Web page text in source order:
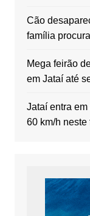
Cão
família
Mega feirão
em Jataí até
Jataí entra
60 km/h neste